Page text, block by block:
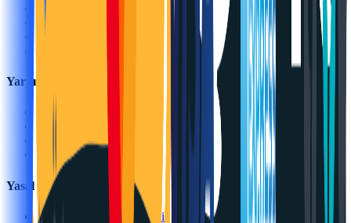
Hakkımızda
Blog
İletişim
Yardım
Sipariş Takibi
Kargo & Teslimat
İade Şartları
Yardım & SSS
Yasal
Mesafeli Satış Sözleşmesi